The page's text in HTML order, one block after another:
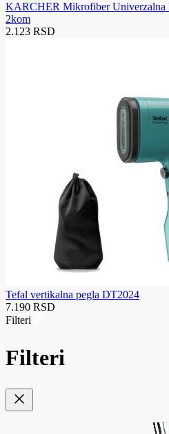
KARCHER Mikrofiber Univerzalna
2kom
2.123 RSD
Tefal vertikalna pegla DT2024
7.190 RSD
Filteri
Filteri